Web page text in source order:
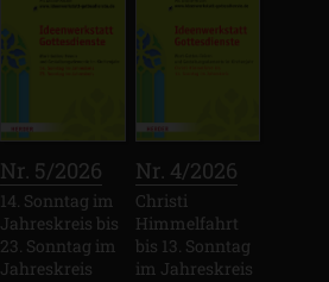
Nr. 5/2026
14. Sonntag im
Jahreskreis bis
23. Sonntag im
Jahreskreis
Nr. 4/2026
Christi
Himmelfahrt
bis 13. Sonntag
im Jahreskreis